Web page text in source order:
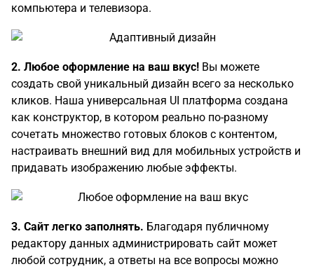
компьютера и телевизора.
2. Любое оформление на ваш вкус! Вы можете
создать свой уникальный дизайн всего за несколько
кликов. Наша универсальная UI платформа создана
как конструктор, в котором реально по-разному
сочетать множество готовых блоков с контентом,
настраивать внешний вид для мобильных устройств и
придавать изображению любые эффекты.
3. Сайт легко заполнять. Благодаря публичному
редактору данных администрировать сайт может
любой сотрудник, а ответы на все вопросы можно